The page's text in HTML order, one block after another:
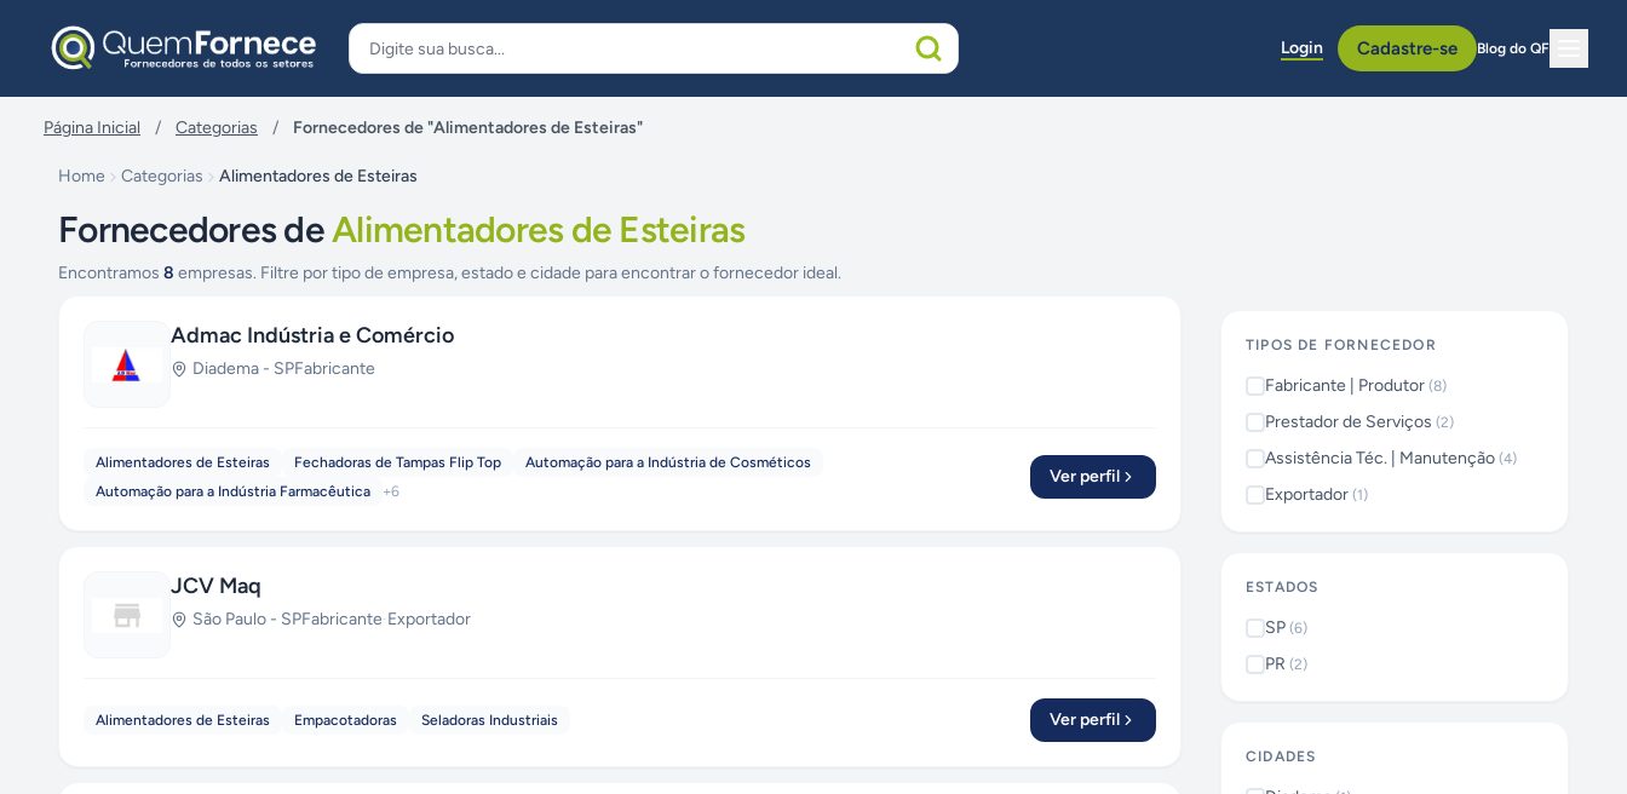
Login Cadastre-se Blog do QF
Página Inicial / Categorias / Fornecedores de "Alimentadores de Esteiras"
Home Categorias Alimentadores de Esteiras
Fornecedores deAlimentadores de Esteiras
Encontramos 8 empresas. Filtre por tipo de empresa, estado e cidade para encontrar o fornecedor ideal.
Admac Indústria e Comércio
Diadema - SPFabricante
Alimentadores de Esteiras Fechadoras de Tampas Flip Top
Automação para a Indústria de Cosméticos
Automação para a Indústria Farmacêutica
+6
Ver perfil
JCV Maq
São Paulo - SPFabricante·Exportador
Alimentadores de Esteiras Empacotadoras Seladoras Industriais Ver perfil
TIPOS DE FORNECEDOR
Fabricante | Produtor (8)
Prestador de Serviços (2)
Assistência Téc. | Manutenção (4)
Exportador (1)
ESTADOS
SP (6)
PR (2)
CIDADES